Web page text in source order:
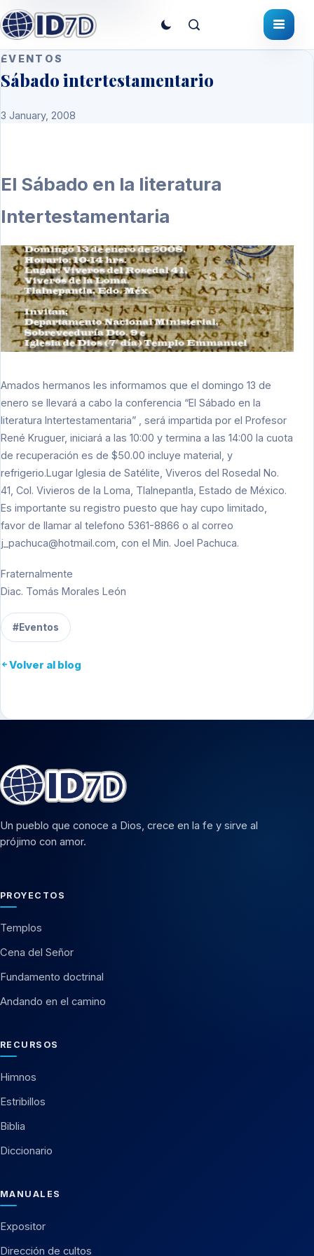
EVENTOS
Sábado intertestamentario
3 January, 2008
El Sábado en la literatura
Intertestamentaria
Amados hermanos les informamos que el domingo 13 de
enero se llevará a cabo la conferencia “El Sábado en la
literatura Intertestamentaria” , será impartida por el Profesor
René Kruguer, iniciará a las 10:00 y termina a las 14:00 la cuota
de recuperación es de $50.00 incluye material, y
refrigerio.Lugar Iglesia de Satélite, Viveros del Rosedal No.
41, Col. Vivieros de la Loma, Tlalnepantla, Estado de México.
Es importante su registro puesto que hay cupo limitado,
favor de llamar al telefono 5361-8866 o al correo
j_pachuca@hotmail.com , con el Min. Joel Pachuca.
Fraternalmente
Diac. Tomás Morales León
#Eventos
Volver al blog
Un pueblo que conoce a Dios, crece en la fe y sirve al
prójimo con amor.
PROYECTOS
Templos
Cena del Señor
Fundamento doctrinal
Andando en el camino
RECURSOS
Himnos
Estribillos
Biblia
Diccionario
MANUALES
Expositor
Dirección de cultos